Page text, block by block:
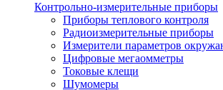
Контрольно-измерительные приборы
Приборы теплового контроля
Радиоизмерительные приборы
Измерители параметров
Цифровые мегаомметры
Токовые клещи
Шумомеры